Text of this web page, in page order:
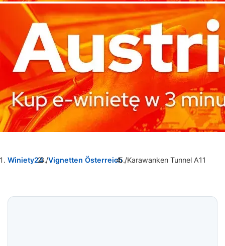
Winiety24 /Vignetten Österreich /Karawanken Tunnel A11